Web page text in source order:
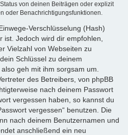
von deinen Beiträgen oder explizit
oder Benachrichtigungsfunktionen.
Verschlüsselung (Hash)
Jedoch wird dir empfohlen,
Vielzahl von Webseiten zu
Schlüssel zu deinem
geh mit ihm sorgsam um.
des Betreibers, von phpBB
nach deinem Passwort
vergessen haben, so kannst du
vergessen“ benutzen. Die
nach deinem Benutzernamen und
anschließend ein neu